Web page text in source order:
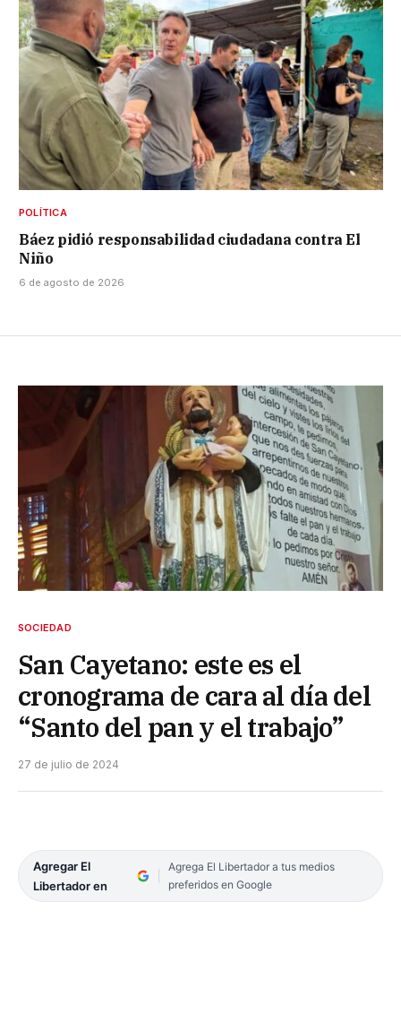
POLÍTICA
Báez pidió responsabilidad ciudadana contra El
Niño
6 de agosto de 2026
SOCIEDAD
San Cayetano: este es el
cronograma de cara al día del
“Santo del pan y el trabajo”
27 de julio de 2024
Agregar El
Libertador en
Agrega El Libertador a tus medios
preferidos en Google